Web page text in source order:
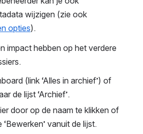
opties).
impact hebben op het verdere
(link ‘Alles in archief’) of
de lijst ‘Archief’.
door op de naam te klikken of
vanuit de lijst.